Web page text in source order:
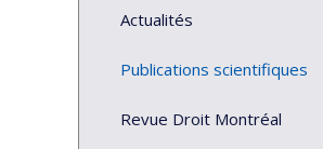
Actualités
Publications scientifiques
Revue Droit Montréal